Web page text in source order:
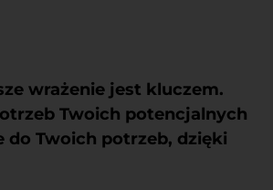
wrażenie jest kluczem.
Twoich potencjalnych
do Twoich potrzeb, dzięki